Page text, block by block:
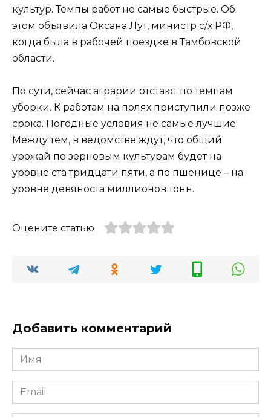
культур. Темпы работ не самые быстрые. Об
этом объявила Оксана Лут, министр с/х РФ,
когда была в рабочей поездке в Тамбовской
области.
По сути, сейчас аграрии отстают по темпам
уборки. К работам на полях приступили позже
срока. Погодные условия не самые лучшие.
Между тем, в ведомстве ждут, что общий
урожай по зерновым культурам будет на
уровне ста тридцати пяти, а по пшенице – на
уровне девяноста миллионов тонн.
Оцените статью
Добавить комментарий
Имя
*
Email
*